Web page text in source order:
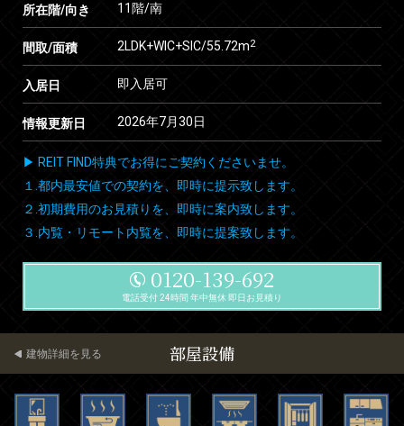
所在階/向き 11階/南
間取/面積 2LDK+WIC+SIC/55.72m2
入居日 即入居可
情報更新日 2026年7月30日
▶ REIT FIND特典でお得にご契約くださいませ。
１.都内最安値での契約を、即時に提示致します。
２.初期費用のお見積りを、即時に案内致します。
３.内覧・リモート内覧を、即時に提案致します。
0120-139-692
電話受付 24時間 年中無休 即日お見積り
部屋設備
建物詳細を見る